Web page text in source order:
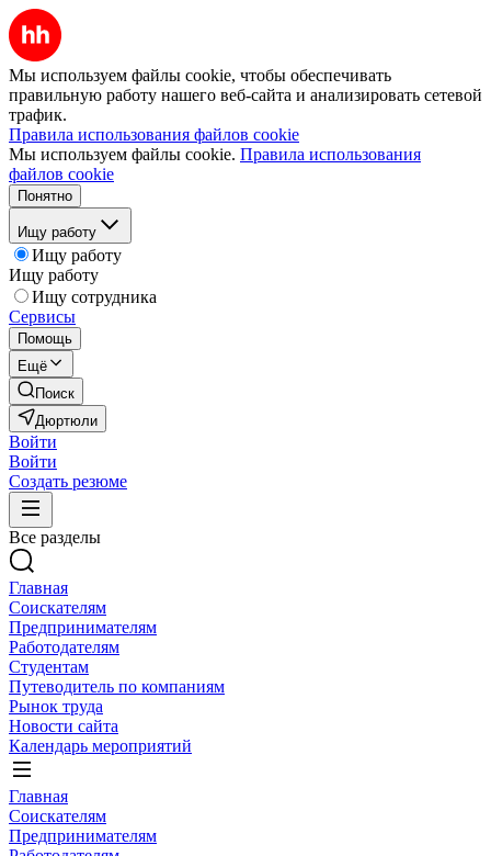
Мы используем файлы cookie, чтобы обеспечивать
правильную работу нашего веб-сайта и анализировать сетевой
трафик.
Правила использования файлов cookie
Мы используем файлы cookie. Правила использования
файлов cookie
Понятно
Ищу работу
Ищу работу
Ищу работу
Ищу сотрудника
Сервисы
Помощь
Ещё
Поиск
Дюртюли
Войти
Войти
Создать резюме
Все разделы
Главная
Соискателям
Предпринимателям
Работодателям
Студентам
Путеводитель по компаниям
Рынок труда
Новости сайта
Календарь мероприятий
Главная
Соискателям
Предпринимателям